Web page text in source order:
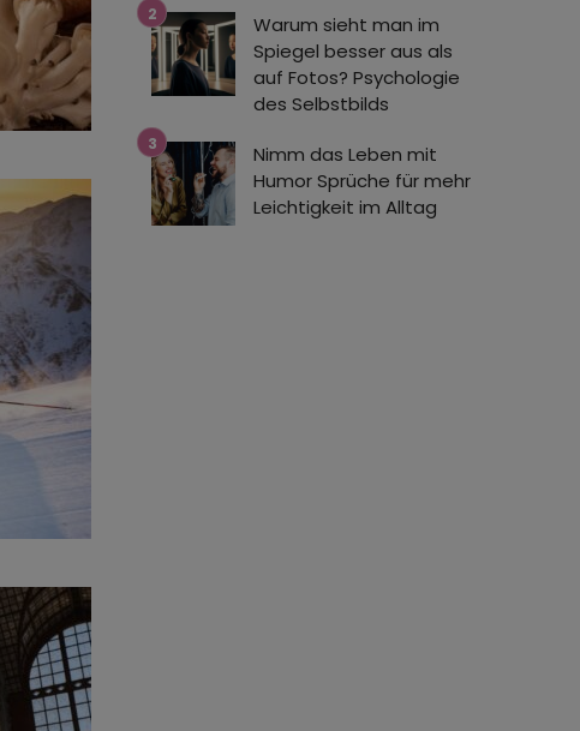
Warum sieht man im
Spiegel besser aus als
auf Fotos? Psychologie
des Selbstbilds
Nimm das Leben mit
Humor Sprüche für mehr
Leichtigkeit im Alltag